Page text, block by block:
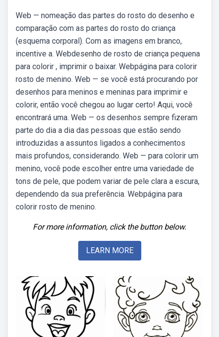
Web — nomeação das partes do rosto do desenho e
comparação com as partes do rosto do criança
(esquema corporal). Com as imagens em branco,
incentive a. Webdesenho de rosto de criança pequena
para colorir , imprimir o baixar. Webpágina para colorir
rosto de menino. Web — se você está procurando por
desenhos para meninos e meninas para imprimir e
colorir, então você chegou ao lugar certo! Aqui, você
encontrará uma. Web — os desenhos sempre fizeram
parte do dia a dia das pessoas que estão sendo
introduzidas a assuntos ligados a conhecimentos
mais profundos, considerando. Web — para colorir um
menino, você pode escolher entre uma variedade de
tons de pele, que podem variar de pele clara a escura,
dependendo da sua preferência. Webpágina para
colorir rosto de menino.
For more information, click the button below.
LEARN MORE